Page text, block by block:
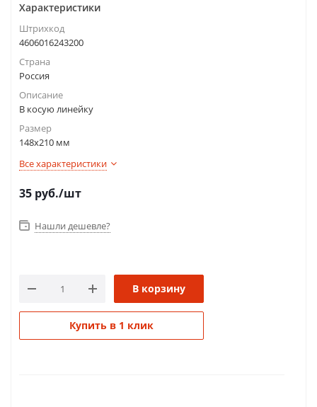
Характеристики
Штрихкод
4606016243200
Страна
Россия
Описание
В косую линейку
Размер
148х210 мм
Все характеристики
35 руб./шт
Нашли дешевле?
В корзину
Купить в 1 клик